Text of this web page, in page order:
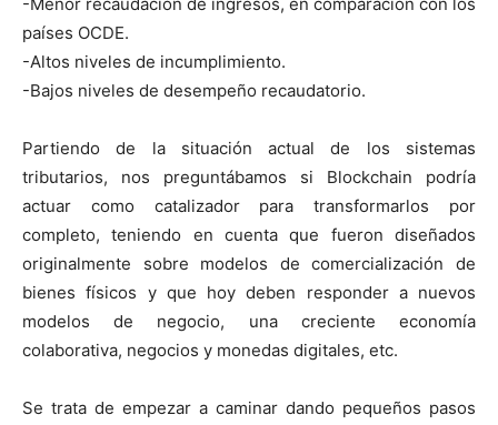
-Menor recaudación de ingresos, en comparación con los
países OCDE.
-Altos niveles de incumplimiento.
-Bajos niveles de desempeño recaudatorio.
Partiendo de la situación actual de los sistemas
tributarios, nos preguntábamos si Blockchain podría
actuar como catalizador para transformarlos por
completo, teniendo en cuenta que fueron diseñados
originalmente sobre modelos de comercialización de
bienes físicos y que hoy deben responder a nuevos
modelos de negocio, una creciente economía
colaborativa, negocios y monedas digitales, etc.
Se trata de empezar a caminar dando pequeños pasos